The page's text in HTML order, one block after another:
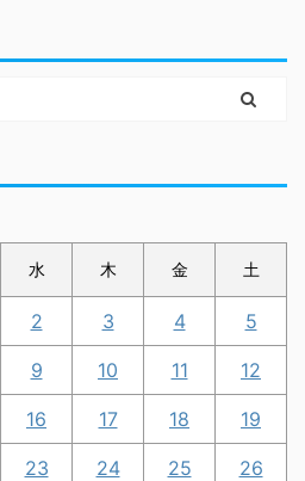
水 木 金 土
2 3 4 5
9 10 11 12
16 17 18 19
23 24 25 26